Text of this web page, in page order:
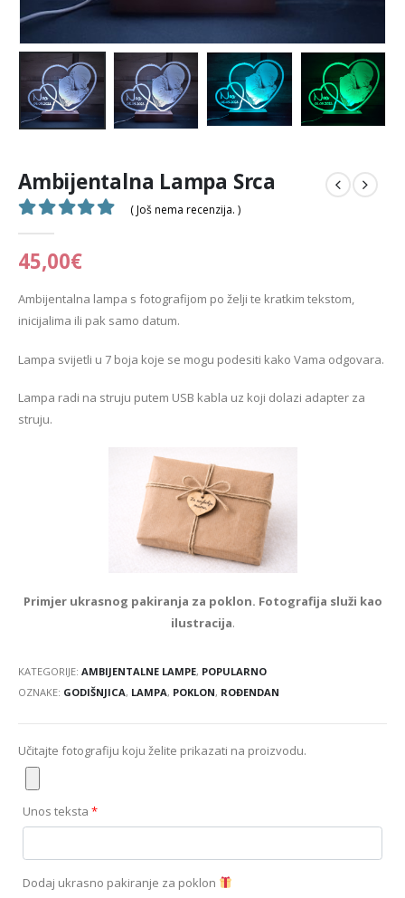
Ambijentalna Lampa Srca
0out of 5
( Još nema recenzija. )
45,00€
Ambijentalna lampa s fotografijom po želji te kratkim tekstom,
inicijalima ili pak samo datum.
Lampa svijetli u 7 boja koje se mogu podesiti kako Vama odgovara.
Lampa radi na struju putem USB kabla uz koji dolazi adapter za
struju.
Primjer ukrasnog pakiranja za poklon. Fotografija služi kao
ilustracija.
KATEGORIJE: AMBIJENTALNE LAMPE, POPULARNO
OZNAKE: GODIŠNJICA, LAMPA, POKLON, ROĐENDAN
Učitajte fotografiju koju želite prikazati na proizvodu.
Unos teksta *
Dodaj ukrasno pakiranje za poklon